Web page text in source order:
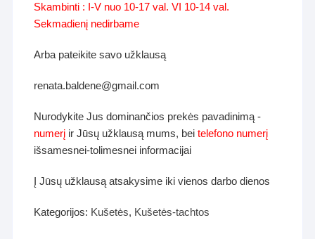
Skambinti : I-V nuo 10-17 val. VI 10-14 val.
Sekmadienį nedirbame
Arba pateikite savo užklausą
renata.baldene@gmail.com
Nurodykite Jus dominančios prekės pavadinimą -
numerį ir Jūsų užklausą mums, beitelefono numerį
išsamesnei-tolimesnei informacijai
Į Jūsų užklausą atsakysime iki vienos darbo dienos
Kategorijos: Kušetės, Kušetės-tachtos